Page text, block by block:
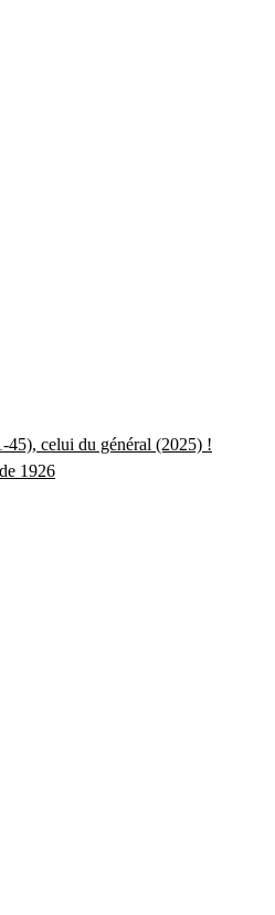
45), celui du général (2025) !
1926